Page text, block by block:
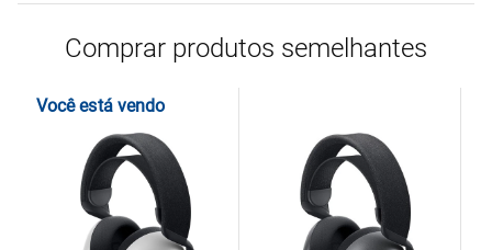
Comprar produtos semelhantes
Você está vendo